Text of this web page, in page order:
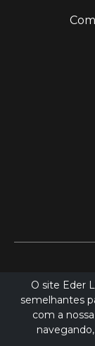
O site Eder
semelhantes
com a